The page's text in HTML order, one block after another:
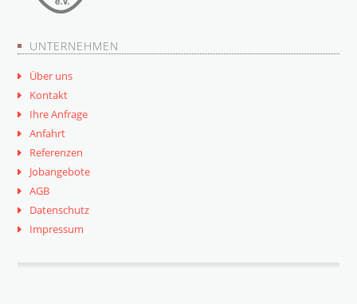
UNTERNEHMEN
Über uns
Kontakt
Ihre Anfrage
Anfahrt
Referenzen
Jobangebote
AGB
Datenschutz
Impressum